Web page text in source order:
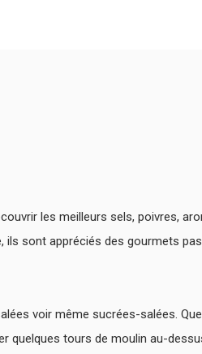
les meilleurs sels, poivres,
sont appréciés des gourmets
voir même sucrées-salées.
quelques tours de moulin au-